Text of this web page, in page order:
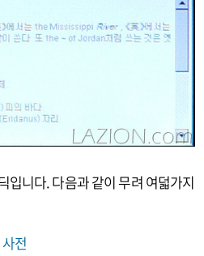
입니다. 다음과 같이 무려 여덟가지
전